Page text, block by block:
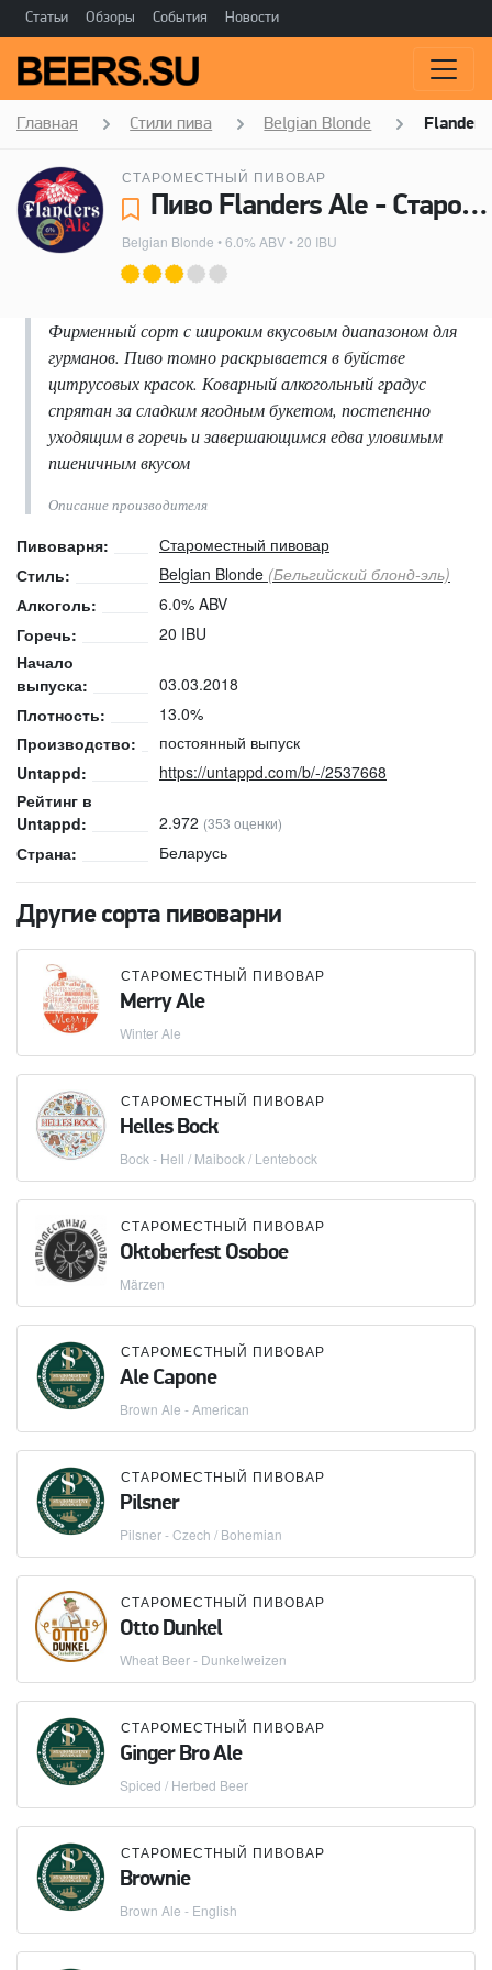
Статьи Обзоры События Новости
Главная Стили пива Belgian Blonde
СТАРОМЕСТНЫЙ ПИВОВАР
Пиво Flanders Ale - Староместный пивовар
Belgian Blonde • 6.0% ABV • 20 IBU
Фирменный сорт с широким вкусовым диапазоном для
гурманов. Пиво томно раскрывается в буйстве
цитрусовых красок. Коварный алкогольный градус
спрятан за сладким ягодным букетом, постепенно
уходящим в горечь и завершающимся едва уловимым
пшеничным вкусом
Описание производителя
Пивоварня:
Староместный пивовар
Стиль:
Belgian Blonde (Бельгийский блонд-эль)
Алкоголь:
6.0% ABV
Горечь:
20 IBU
Начало
выпуска:
03.03.2018
Плотность:
13.0%
Производство:
постоянный выпуск
Untappd:
https://untappd.com/b/-/2537668
Рейтинг в
Untappd:
2.972 (353 оценки)
Страна: Беларусь
Другие сорта пивоварни
СТАРОМЕСТНЫЙ ПИВОВАР
Merry Ale
Winter Ale
СТАРОМЕСТНЫЙ ПИВОВАР
Helles Bock
Bock - Hell / Maibock / Lentebock
СТАРОМЕСТНЫЙ ПИВОВАР
Oktoberfest Osoboe
Märzen
СТАРОМЕСТНЫЙ ПИВОВАР
Ale Capone
Brown Ale - American
СТАРОМЕСТНЫЙ ПИВОВАР
Pilsner
Pilsner - Czech / Bohemian
СТАРОМЕСТНЫЙ ПИВОВАР
Otto Dunkel
Wheat Beer - Dunkelweizen
СТАРОМЕСТНЫЙ ПИВОВАР
Ginger Bro Ale
Spiced / Herbed Beer
СТАРОМЕСТНЫЙ ПИВОВАР
Brownie
Brown Ale - English